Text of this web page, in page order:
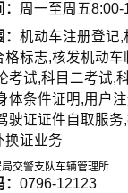
周一至周五
机动车注册登记,
格标志,核发机动
考试,科目二考试,
体条件证明,用户
驶证证件自取服
换证业务
交警支队车辆管理所
0796-12123